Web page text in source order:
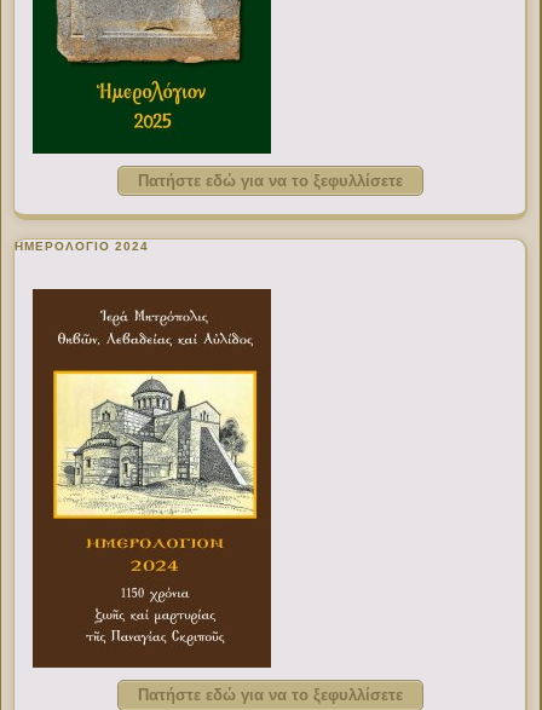
Πατήστε εδώ για να το ξεφυλλίσετε
ΗΜΕΡΟΛΟΓΙΟ 2024
Πατήστε εδώ για να το ξεφυλλίσετε